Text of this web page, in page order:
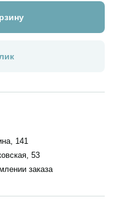
141
53
заказа